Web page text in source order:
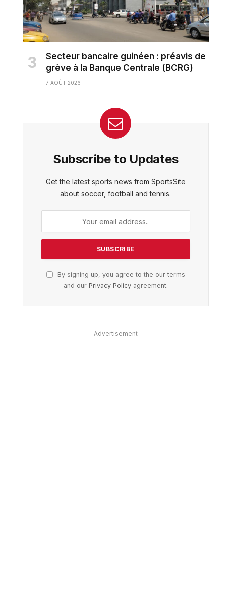
Secteur bancaire guinéen : préavis de
grève à la Banque Centrale (BCRG)
7 AOÛT 2026
Subscribe to Updates
Get the latest sports news from SportsSite
about soccer, football and tennis.
By signing up, you agree to the our terms
and our Privacy Policyagreement.
Advertisement